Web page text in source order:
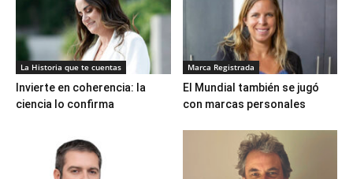
La Historia que te cuentas
Invierte en coherencia: la
ciencia lo confirma
Marca Registrada
El Mundial también se jugó
con marcas personales